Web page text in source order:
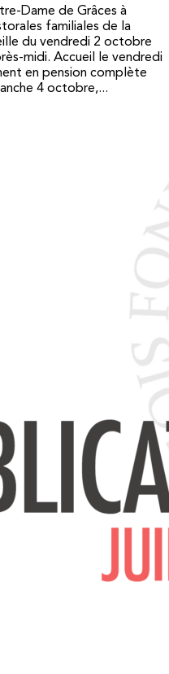
Dame de Grâces à
familiales de la
du vendredi 2 octobre
midi. Accueil le vendredi
en pension complète
4 octobre,...